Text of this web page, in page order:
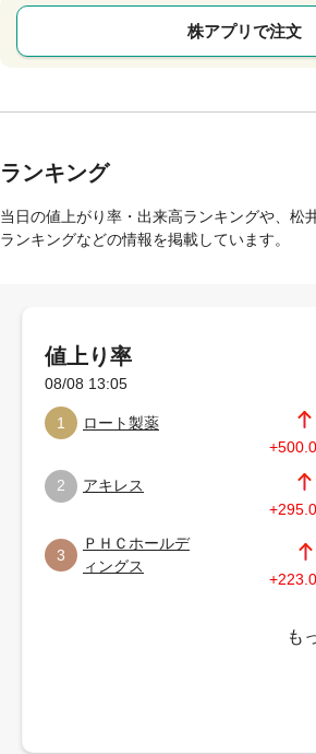
株アプリで注文
ランキング
当日の値上がり率・出来高ランキングや、松
ランキングなどの情報を掲載しています。